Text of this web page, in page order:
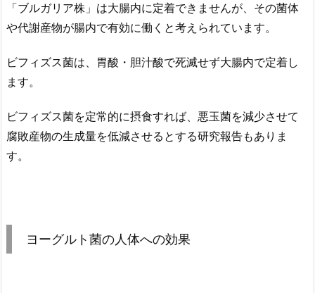
「ブルガリア株」は大腸内に定着できませんが、その菌体
や代謝産物が腸内で有効に働くと考えられています。
ビフィズス菌は、胃酸・胆汁酸で死滅せず大腸内で定着し
ます。
ビフィズス菌を定常的に摂食すれば、悪玉菌を減少させて
腐敗産物の生成量を低減させるとする研究報告もありま
す。
ヨーグルト菌の人体への効果